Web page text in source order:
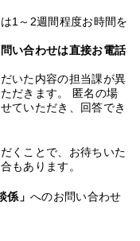
1～2週間程度お時間を
い合わせは直接お電話
いた内容の担当課が異
だきます。 匿名の場
ていただき、回答でき
くことで、お待ちいた
もあります。
係」へのお問い合わせ